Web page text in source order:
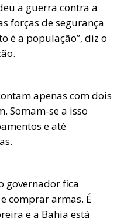
a guerra contra a
forças de segurança
é a população”, diz o
apenas com dois
Somam-se a isso
e até
governador fica
comprar armas. É
e a Bahia está